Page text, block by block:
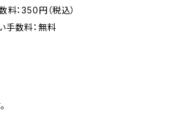
：350円（税込）
手数料：無料